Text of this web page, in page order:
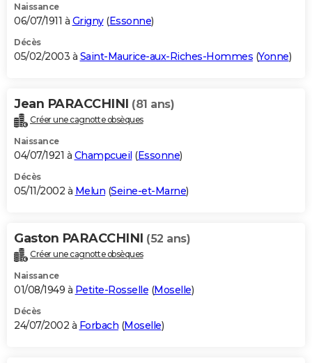
Naissance
06/07/1911 à Grigny(Essonne)
Décès
05/02/2003 à Saint-Maurice-aux-Riches-Hommes (Yonne)
Jean PARACCHINI (81 ans)
Créer une cagnotte obsèques
Naissance
04/07/1921 à Champcueil (Essonne)
Décès
05/11/2002 à Melun (Seine-et-Marne)
Gaston PARACCHINI (52 ans)
Créer une cagnotte obsèques
Naissance
01/08/1949 à Petite-Rosselle (Moselle)
Décès
24/07/2002 à Forbach (Moselle)